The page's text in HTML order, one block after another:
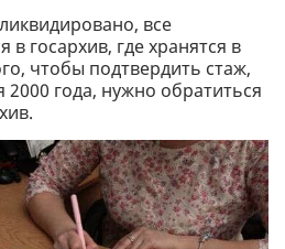
все
госархив, где хранятся в
чтобы подтвердить стаж,
года, нужно обратиться